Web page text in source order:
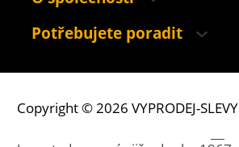
Potřebujete poradit
Copyright © 2026 VYPRODEJ-SLEVY